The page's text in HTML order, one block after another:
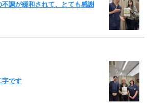
調が緩和されて、とても感謝
字です